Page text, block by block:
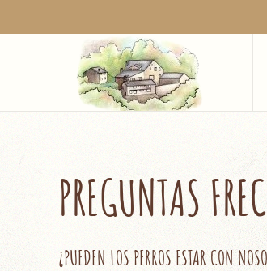
Skip to main content
PREGUNTAS
¿PUEDEN LOS PERROS ESTAR CON